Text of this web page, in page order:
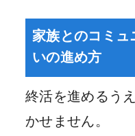
家族とのコミュ
いの進め方
終活を進めるう
かせません。